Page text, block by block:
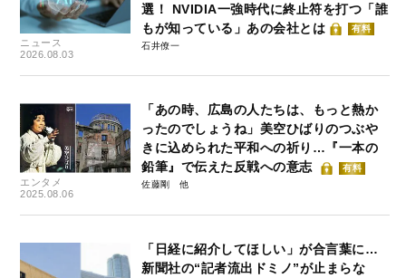
ニュース
2026.08.03
選！ NVIDIA一強時代に終止符を打つ「誰
もが知っている」あの会社とは
有料
石井僚一
エンタメ
2025.08.06
「あの時、広島の人たちは、もっと熱か
ったのでしょうね」美空ひばりのつぶや
きに込められた平和への祈り…『一本の
鉛筆』で伝えた反戦への意志
有料
佐藤剛
「日経に紹介してほしい」が合言葉に…
新聞社の“記者流出ドミノ”が止まらな